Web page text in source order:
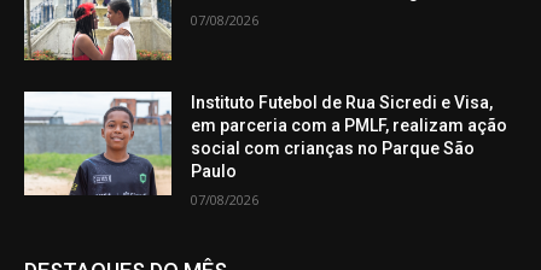
07/08/2026
Instituto Futebol de Rua Sicredi e Visa,
em parceria com a PMLF, realizam ação
social com crianças no Parque São
Paulo
07/08/2026